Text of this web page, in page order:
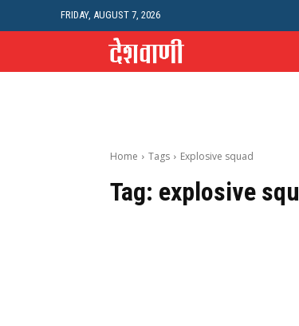
FRIDAY, AUGUST 7, 2026
Home Tags Explosive squad
Tag: explosive